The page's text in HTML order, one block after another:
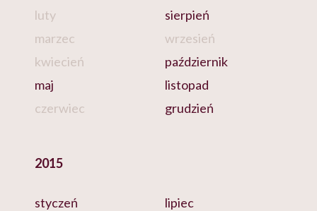
luty
marzec
kwiecień
maj
czerwiec
sierpień
wrzesień
październik
listopad
grudzień
2015
styczeń
lipiec